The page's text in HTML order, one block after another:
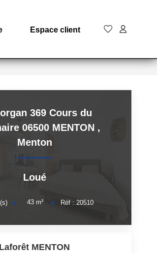
Espace client
369 Cours du
06500 MENTON ,
Menton
Loué
43 m² Réf : 20510
Laforêt MENTON